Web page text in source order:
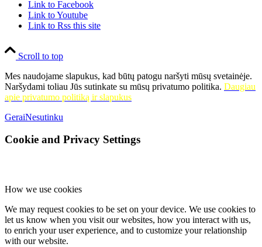
Link to Facebook
Link to Youtube
Link to Rss this site
Scroll to top
Mes naudojame slapukus, kad būtų patogu naršyti mūsų svetainėje.
Naršydami toliau Jūs sutinkate su mūsų privatumo politika. Daugiau
apie privatumo politiką ir slapukus
GeraiNesutinku
Cookie and Privacy Settings
How we use cookies
We may request cookies to be set on your device. We use cookies to
let us know when you visit our websites, how you interact with us,
to enrich your user experience, and to customize your relationship
with our website.